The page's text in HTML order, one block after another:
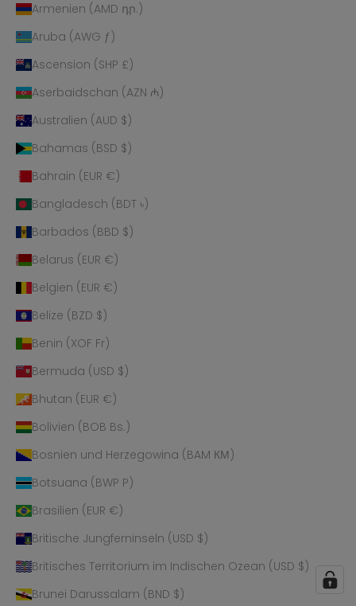
Armenien (AMD դր.)
Aruba (AWG ƒ)
Ascension (SHP £)
Aserbaidschan (AZN ₼)
Australien (AUD $)
Bahamas (BSD $)
Bahrain (EUR €)
Bangladesch (BDT ৳)
Barbados (BBD $)
Belarus (EUR €)
Belgien (EUR €)
Belize (BZD $)
Benin (XOF Fr)
Bermuda (USD $)
Bhutan (EUR €)
Bolivien (BOB Bs.)
Bosnien und Herzegowina (BAM КМ)
Botsuana (BWP P)
Brasilien (EUR €)
Britische Jungferninseln (USD $)
Britisches Territorium im Indischen Ozean (USD $)
Brunei Darussalam (BND $)